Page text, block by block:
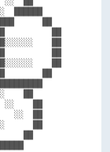
██████
██
██
██
██
██
██
██
░░    ██
░░  ██
░░      ██
██
████████